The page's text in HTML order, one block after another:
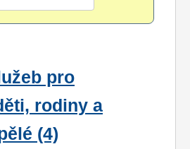
pro
rodiny a
(4)